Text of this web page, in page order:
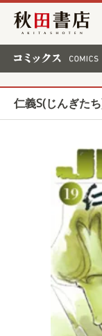
秋田書店
仁義S(じんぎた